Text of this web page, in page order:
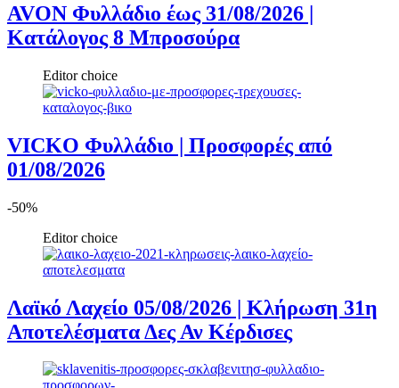
AVON Φυλλάδιο έως 31/08/2026 |
Κατάλογος 8 Μπροσούρα
Editor choice
VICKO Φυλλάδιο | Προσφορές από
01/08/2026
-50%
Editor choice
Λαϊκό Λαχείο 05/08/2026 | Κλήρωση 31η
Αποτελέσματα Δες Αν Κέρδισες